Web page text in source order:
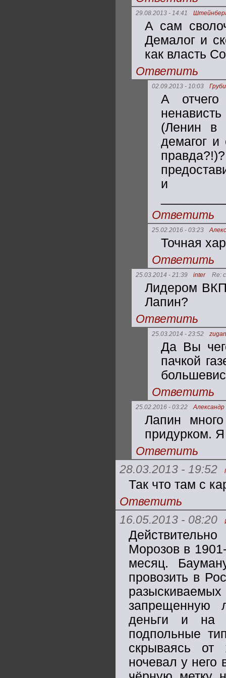
29.08.2013 - 14:41
А сам
Демалог и
как власть
Ответить
02.09.2013 - 10:03
А
(Ленин в
демагог и
и
Ответить
25.02.2016 - 03:23
Точная
Ответить
25.03.2014 - 21:39 inter Re:
Лидером
Лапин?
Ответить
25.03.2014 - 23:52
Да Вы
пачкой
Ответить
25.02.2016 - 03:22 Александр
Лапин
придурком.
Ответить
28.03.2013 - 19:52
Так что там с
Ответить
16.05.2013 - 08:20
Морозов в
месяц.
провозить в
запрещенную
деньги и на
подпольные
скрываясь
ночевал у него